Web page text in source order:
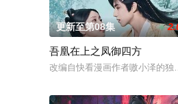
更新至第08集
吾凰在上之凤御四方
改编自快看漫画作者嗷小泽的独